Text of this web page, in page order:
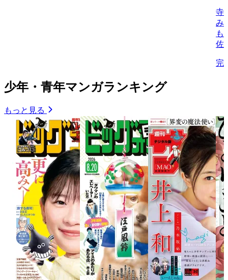
寺
み
も
佐
完
少年・青年マンガランキング
もっと見る